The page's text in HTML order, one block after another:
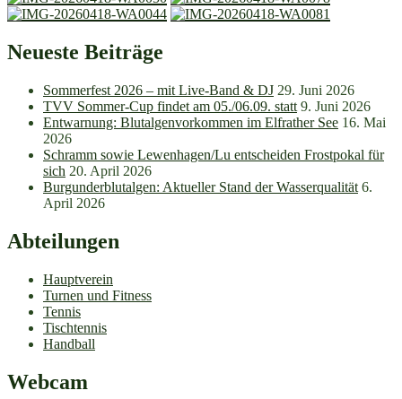
Neueste Beiträge
Sommerfest 2026 – mit Live-Band & DJ 29. Juni 2026
TVV Sommer-Cup findet am 05./06.09. statt 9. Juni 2026
Entwarnung: Blutalgenvorkommen im Elfrather See 16. Mai
2026
Schramm sowie Lewenhagen/Lu entscheiden Frostpokal für
sich 20. April 2026
Burgunderblutalgen: Aktueller Stand der Wasserqualität 6.
April 2026
Abteilungen
Hauptverein
Turnen und Fitness
Tennis
Tischtennis
Handball
Webcam